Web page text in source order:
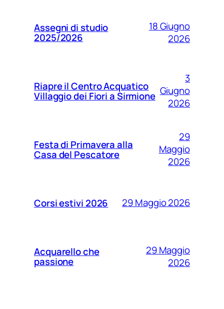
Assegni di studio
2025/2026
18 Giugno
2026
Riapre il Centro Acquatico
Villaggio dei Fiori a Sirmione
3
Giugno
2026
Festa di Primavera alla
Casa del Pescatore
29
Maggio
2026
Corsi estivi 2026 29 Maggio 2026
Acquarello che
passione
29 Maggio
2026